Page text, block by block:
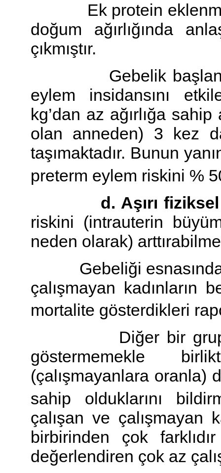
Ek protein
doğum ağırlığında
çıkmıştır.
Gebelik
eylem insidansını
kg’dan az ağırlığa
olan anneden) 3 kez
taşımaktadır. Bunun
preterm eylem riskini %
d. Aşırı fiziksel
riskini (intrauterin
neden olarak)
Gebeliği esnasında
çalışmayan kadınların
mortalite gösterdikleri
Diğer bir grup
göstermemekle
(çalışmayanlara oranla)
sahip olduklarını
çalışan ve çalışmayan
birbirinden çok
değerlendiren çok az